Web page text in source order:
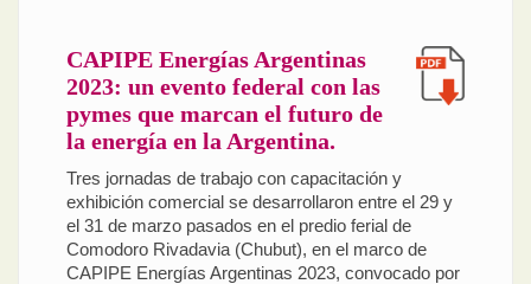
CAPIPE Energías Argentinas
2023: un evento federal con las
pymes que marcan el futuro de
la energía en la Argentina.
Tres jornadas de trabajo con capacitación y
exhibición comercial se desarrollaron entre el 29 y
el 31 de marzo pasados en el predio ferial de
Comodoro Rivadavia (Chubut), en el marco de
CAPIPE Energías Argentinas 2023, convocado por